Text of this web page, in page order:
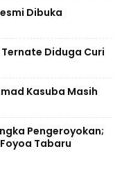
Dibuka
Diduga Curi
Kasuba Masih
Pengeroyokan;
Tabaru